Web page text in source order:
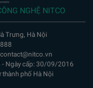
NGHỆ NITCO
Trưng, Hà Nội
- Ngày cấp: 30/09/2016
thành phố Hà Nội